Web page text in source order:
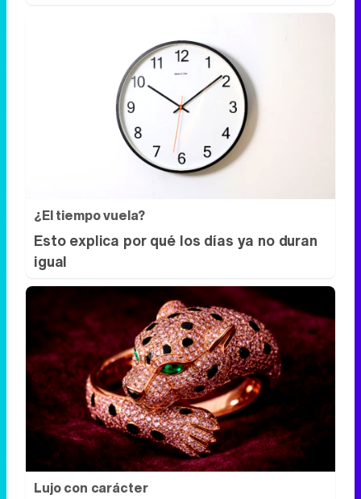
¿El tiempo vuela?
Esto explica por qué los días ya no duran
igual
Lujo con carácter